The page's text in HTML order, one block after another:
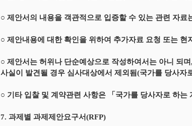
○ 제안서의 내용을 객관적으로 입증할 수 있는 관련 자료
○ 제안내용에 대한 확인을 위하여 추가자료 요청 또는
○ 제안서는 허위나 단순예상으로 작성하여서는 아니 되
사실이 발견될 경우 심사대상에서 제외됨(국가를 당사
○ 기타 입찰 및 계약관련 사항은 「국가를 당사자로 하는
7. 과제별 과제제안요구서(RFP)